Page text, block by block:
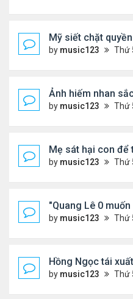
Mỹ siết chặt
by music123 Thứ 5 Tháng 8 06, 2026
Ảnh hiếm nhan
by music123 Thứ 5 Tháng 8 06, 2026
Mẹ sát hại con để
by music123 Thứ 5 Tháng 8 06, 2026
"Quang Lê 0
by music123 Thứ 5 Tháng 8 06, 2026
Hồng Ngọc tái
by music123 Thứ 5 Tháng 8 06, 2026